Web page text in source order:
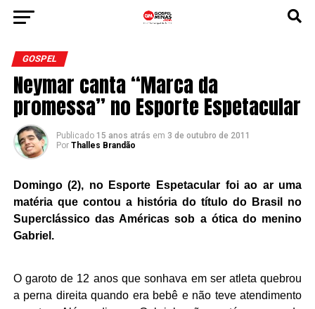
GOSPEL
Neymar canta “Marca da
promessa” no Esporte Espetacular
Publicado 15 anos atrás em 3 de outubro de 2011
Por Thalles Brandão
Domingo (2), no Esporte Espetacular foi ao ar uma
matéria que contou a história do título do Brasil no
Superclássico das Américas sob a ótica do menino
Gabriel.
O garoto de 12 anos que sonhava em ser atleta quebrou
a perna direita quando era bebê e não teve atendimento